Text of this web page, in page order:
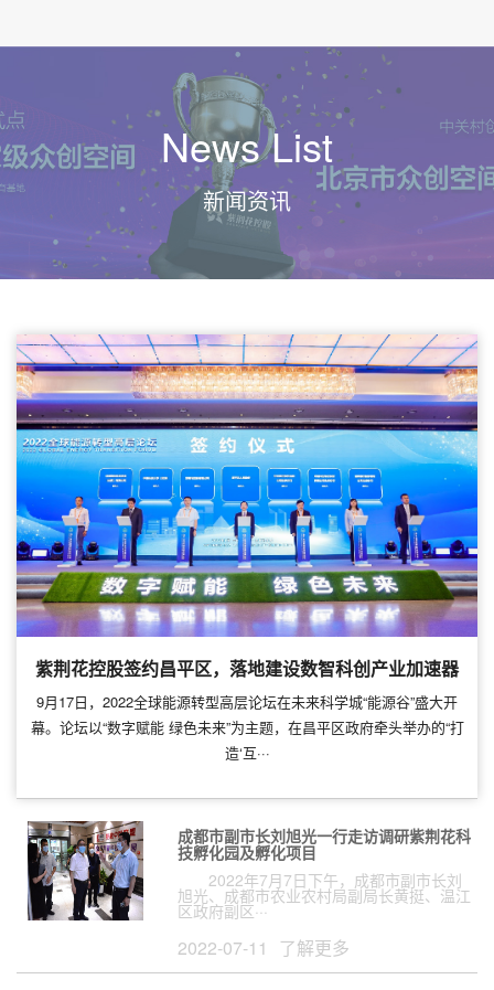
News List
新闻资讯
紫荆花控股签约昌平区，落地建设数智科创产业加速器
9月17日，2022全球能源转型高层论坛在未来科学城“能源谷”盛大开
幕。论坛以“数字赋能 绿色未来”为主题，在昌平区政府牵头举办的“打
造‘互···
成都市副市长刘旭光一行走访调研紫荆花科
技孵化园及孵化项目
2022年7月7日下午，成都市副市长刘
旭光、成都市农业农村局副局长黄挺、温江
区政府副区···
2022-07-11 了解更多